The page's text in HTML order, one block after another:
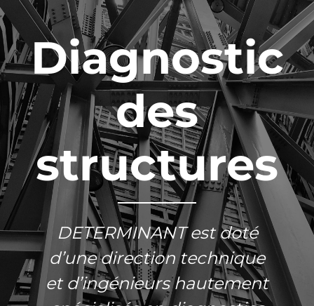
Diagnostic
des
structures
DETERMINANT est doté
d’une direction technique
et d’ingénieurs hautement